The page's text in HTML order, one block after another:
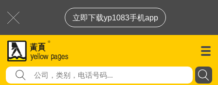
立即下载yp1083手机app